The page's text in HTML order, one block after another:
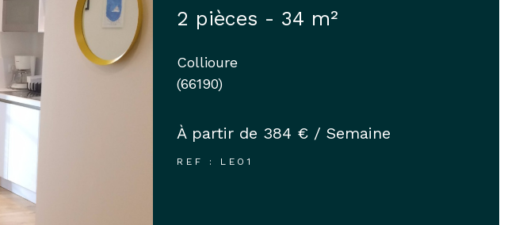
2 pièces - 34 m²
Collioure
(66190)
À partir de 384 € / Semaine
REF : LEO1